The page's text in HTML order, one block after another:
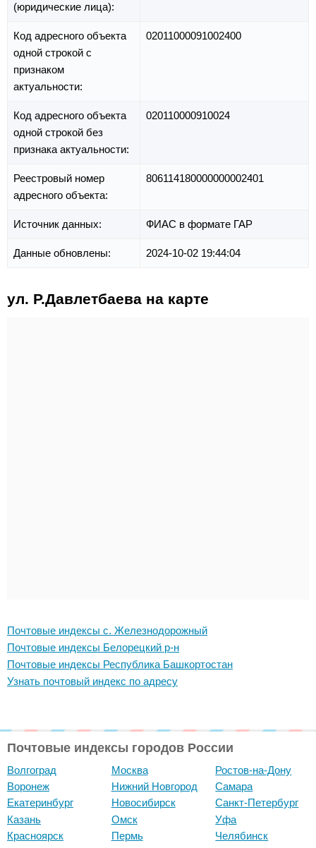
(юридические лица):
Код адресного объекта
одной строкой с
признаком
актуальности:
02011000091002400
Код адресного объекта
одной строкой без
признака актуальности:
020110000910024
Реестровый номер
адресного объекта:
806114180000000002401
Источник данных: ФИАС в формате ГАР
Данные обновлены: 2024-10-02 19:44:04
ул. Р.Давлетбаева на карте
Почтовые индексы с. Железнодорожный
Почтовые индексы Белорецкий р-н
Почтовые индексы Республика Башкортостан
Узнать почтовый индекс по адресу
Почтовые индексы городов России
Волгоград
Воронеж
Екатеринбург
Казань
Красноярск
Москва
Нижний Новгород
Новосибирск
Омск
Пермь
Ростов-на-Дону
Самара
Санкт-Петербург
Уфа
Челябинск